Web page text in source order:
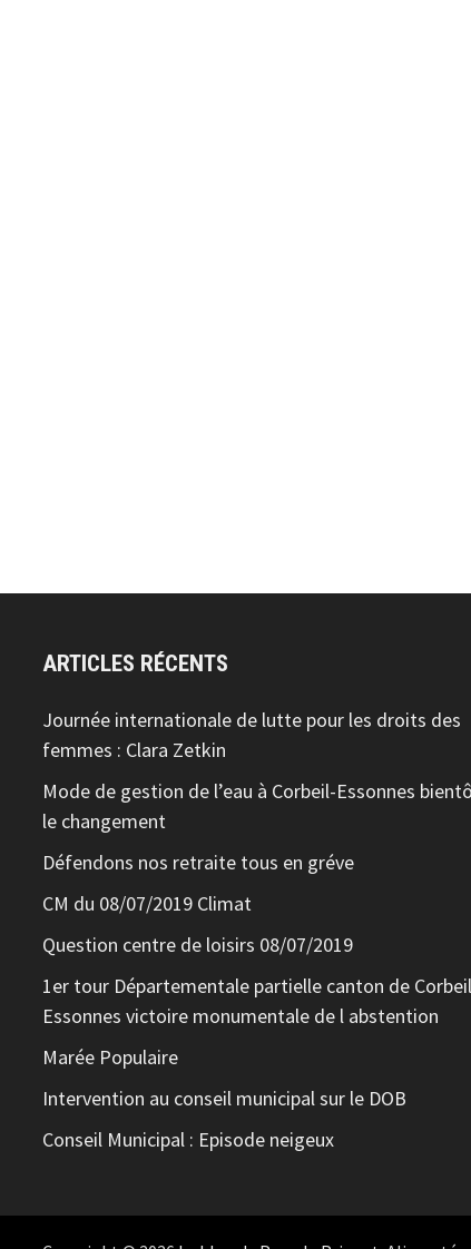
ARTICLES RÉCENTS
Journée internationale de lutte pour les droits des
femmes : Clara Zetkin
Mode de gestion de l’eau à Corbeil-Essonnes
le changement
Défendons nos retraite tous en gréve
CM du 08/07/2019 Climat
Question centre de loisirs 08/07/2019
1er tour Départementale partielle canton de
Essonnes victoire monumentale de l abstention
Marée Populaire
Intervention au conseil municipal sur le DOB
Conseil Municipal : Episode neigeux